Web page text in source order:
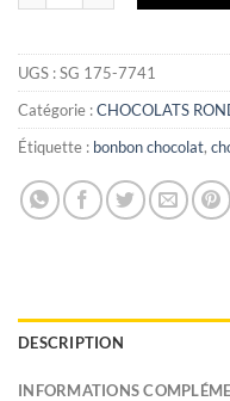
UGS :SG 175-7741
Catégorie :CHOCOLATS
Étiquette : bonbon chocolat,
DESCRIPTION
INFORMATIONS